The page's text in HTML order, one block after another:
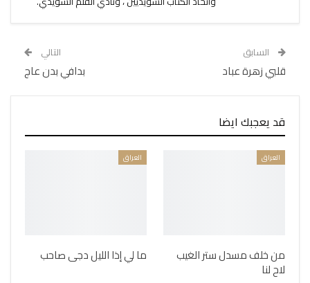
السابق
قلبي زهرة عباد
التالي
بدافي بدن عاج
قد يعجبك ايضا
العراق
من خلف مسدل ستر الغيب
لاح لنا
العراق
ما لي إذا الليل دجى صاحب